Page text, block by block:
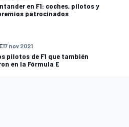
en F1: coches, pilotos y
patrocinados
17 nov 2021
pilotos de F1 que también
en la Fórmula E